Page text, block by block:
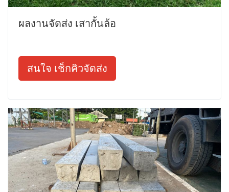
ผลงานจัดส่ง เสากั้นล้อ
สนใจ เช็กคิวจัดส่ง